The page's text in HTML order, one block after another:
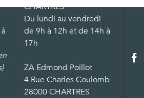
CHARTRES
Du lundi au vendredi
de 9h à 12h et de 14h à
17h
ZA Edmond Poillot
4 Rue Charles Coulomb
28000 CHARTRES